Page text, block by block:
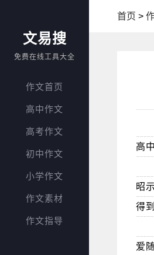
文易搜
免费在线工具大全
作文首页
高中作文
高考作文
初中作文
小学作文
作文素材
作文指导
首页 >
高
昭
得
爱